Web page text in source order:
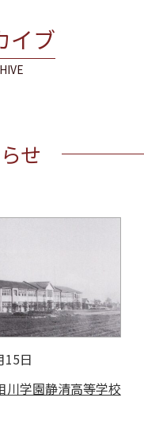
イブ
せ
15日
川学園静清高等学校